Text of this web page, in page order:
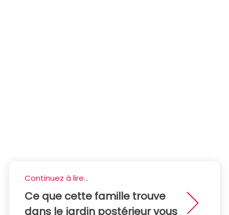
Continuez à lire...
Ce que cette famille trouve
dans le jardin postérieur vous